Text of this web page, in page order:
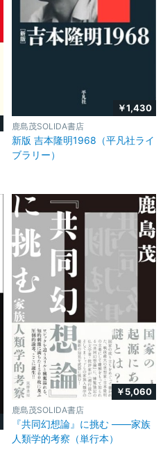
￥1,430
鹿島茂SOLIDA書店
新版 吉本隆明1968（平凡社ライ
ブラリー）
￥5,060
鹿島茂SOLIDA書店
『共同幻想論』に挑む ――家族
人類学的考察（単行本）